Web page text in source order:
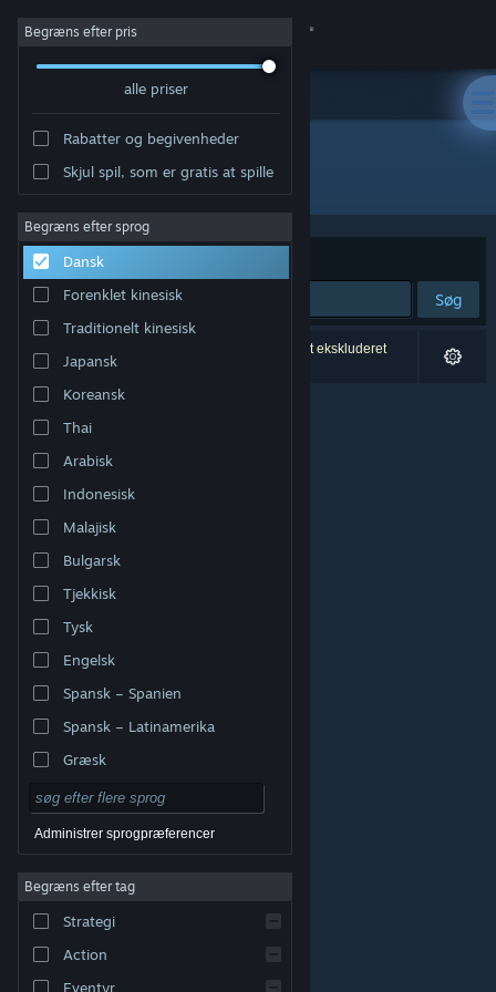
Log på
Om
Support
Skift sprog
Hent Steam-mobilappen
Vis desktop-webside
varemærker tilhører deres respektive indehavere i USA
Tilgængelighed
Refunderinger|
Begræns efter pris
alle priser
Rabatter og begivenheder
Skjul spil, som er gratis at spille
Begræns efter sprog
Dansk
Forenklet kinesisk
Traditionelt kinesisk
Japansk
Koreansk
Thai
Arabisk
Indonesisk
Malajisk
Bulgarsk
Tjekkisk
Tysk
Engelsk
Spansk – Spanien
Spansk – Latinamerika
Græsk
Administrer sprogpræferencer
Begræns efter tag
Strategi
Action
Eventyr
Udvikler: Andrealphus Games
Sorter efter Relevans
Søg
0 resultater matcher din søgning. 3 titler er blevet ekskluderet
baseret på dine præferencer.